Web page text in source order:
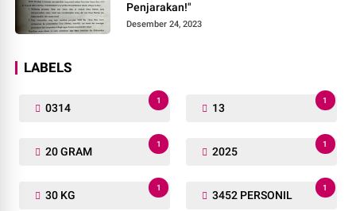
Penjarakan!"
Desember 24, 2023
LABELS
0314
1
13
1
20 GRAM
1
2025
1
30 KG
1
3452 PERSONIL
1